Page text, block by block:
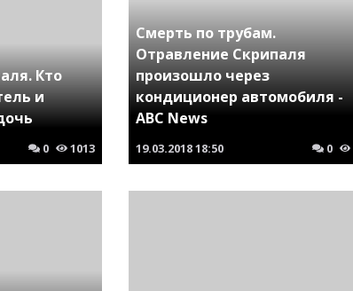
Кто
и
0 1013
Смерть по трубам.
Отравление Скрипаля
произошло через
кондиционер автомобиля -
ABC News
19.03.201818:50 0